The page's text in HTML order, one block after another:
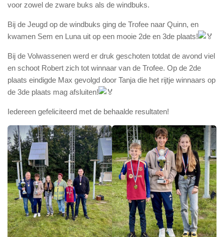
voor zowel de zware buks als de windbuks.
Bij de Jeugd op de windbuks ging de Trofee naar Quinn, en
kwamen Sem en Luna uit op een mooie 2de en 3de plaats!
Bij de Volwassenen werd er druk geschoten totdat de avond viel
en schoot Robert zich tot winnaar van de Trofee. Op de 2de
plaats eindigde Max gevolgd door Tanja die het rijtje winnaars op
de 3de plaats mag afsluiten!
Iedereen gefeliciteerd met de behaalde resultaten!